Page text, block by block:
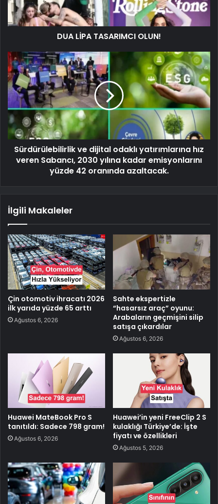
DUA LİPA TASARIMCI OLUN!
Sürdürülebilirlik ve dijital odaklı yatırımlarına hız
veren Sabancı, 2030 yılına kadar emisyonlarını
yüzde 42 oranında azaltacak.
İlgili Makaleler
Çin otomotiv ihracatı 2026
ilk yarıda yüzde 65 arttı
Ağustos 6, 2026
Sahte ekspertizle
“hasarsız araç” oyunu:
Arabaların geçmişini silip
satışa çıkardılar
Ağustos 6, 2026
Huawei MateBook Pro S
tanıtıldı: Sadece 798 gram!
Ağustos 6, 2026
Huawei’in yeni FreeClip 2 S
kulaklığı Türkiye’de: İşte
fiyatı ve özellikleri
Ağustos 5, 2026